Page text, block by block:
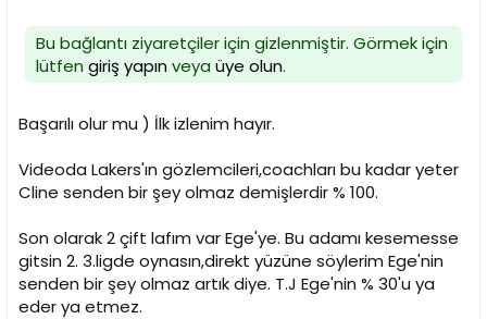
Bu bağlantı ziyaretçiler için gizlenmiştir. Görmek için
lütfen giriş yapınveya üye olun.
Başarılı olur mu ) İlk izlenim hayır.
Videoda Lakers'ın gözlemcileri,coachları bu kadar yeter
Cline senden bir şey olmaz demişlerdir % 100.
Son olarak 2 çift lafım var Ege'ye. Bu adamı kesemesse
gitsin 2. 3.ligde oynasın,direkt yüzüne söylerim Ege'nin
senden bir şey olmaz artık diye. T.J Ege'nin % 30'u ya
eder ya etmez.